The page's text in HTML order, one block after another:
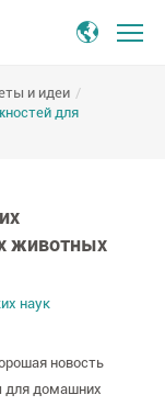
и идеи /
для
животных
наук
новость
для домашних